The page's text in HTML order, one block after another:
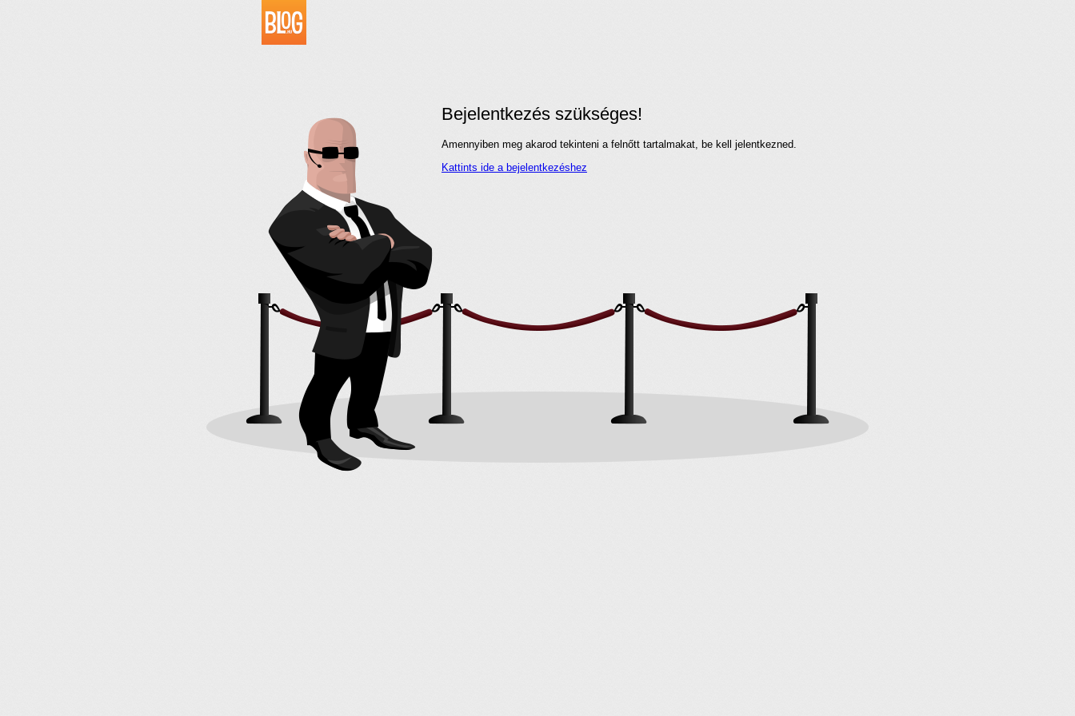
Bejelentkezés szükséges!
Amennyiben meg akarod tekinteni a felnőtt tartalmakat, be kell jelentkezned.
Kattints ide a bejelentkezéshez